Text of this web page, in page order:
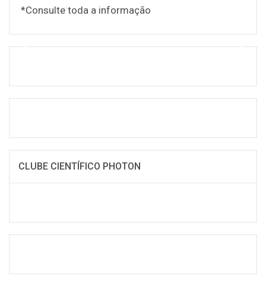
*Consulte toda a informação
CLUBE CIENTÍFICO PHOTON